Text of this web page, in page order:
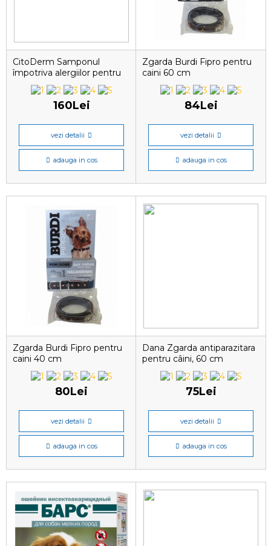
CitoDerm Samponul
împotriva alergiilor pentru
câini și pisici, 200 ml
160Lei
vezi detalii
adauga in cos
Zgarda Burdi Fipro pentru
caini 60 cm
84Lei
vezi detalii
adauga in cos
Zgarda Burdi Fipro pentru
caini 40 cm
80Lei
vezi detalii
adauga in cos
Dana Zgarda antiparazitara
pentru câini, 60 cm
75Lei
vezi detalii
adauga in cos